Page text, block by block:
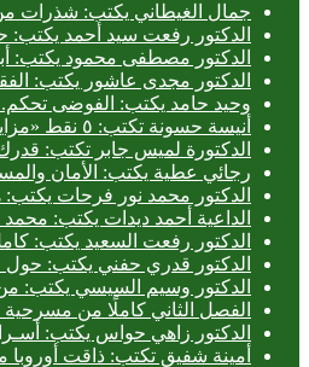
جمال الغيطاني يكتب: شذرات
الدكتور رفعت سيد أحمد
الدكتور مصطفى محمود يكتب:
الدكتور مجدى عاشور يكتب:
وحيد حامد يكتب: الفوضى
أنيسة حسونة تكتب: ٥ نقط «مزايدة» بسْ يا عم صالح!
الدكتورة لميس جابر تكتب:
رجائي عطية يكتب: الأمان
الدكتور محمد نور فرحات يكتب:
الداعية أحمد ديدات يكتب:
الدكتور رفعت السعيد يكتب:
الدكتور قدري حفني يكتب: حول
الدكتور وسيم السيسي يكتب:
الفصل الثاني كاملًا من
الدكتور زاهي حواس يكتب:
أمينة شفيق تكتب: ذاقت أوروبا